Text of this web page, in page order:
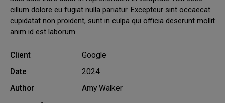
cillum dolore eu fugiat nulla pariatur. Excepteur sint occaecat
cupidatat non proident, sunt in culpa qui officia deserunt mollit
anim id est laborum.
Client
Google
Date
2024
Author
Amy Walker